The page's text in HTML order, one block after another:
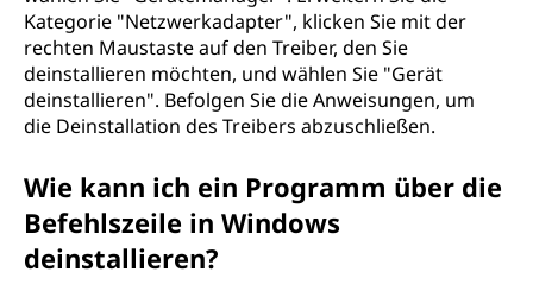
Kategorie "Netzwerkadapter", klicken Sie mit der
rechten Maustaste auf den Treiber, den Sie
deinstallieren möchten, und wählen Sie "Gerät
deinstallieren". Befolgen Sie die Anweisungen, um
die Deinstallation des Treibers abzuschließen.
Wie kann ich ein Programm über die
Befehlszeile in Windows
deinstallieren?